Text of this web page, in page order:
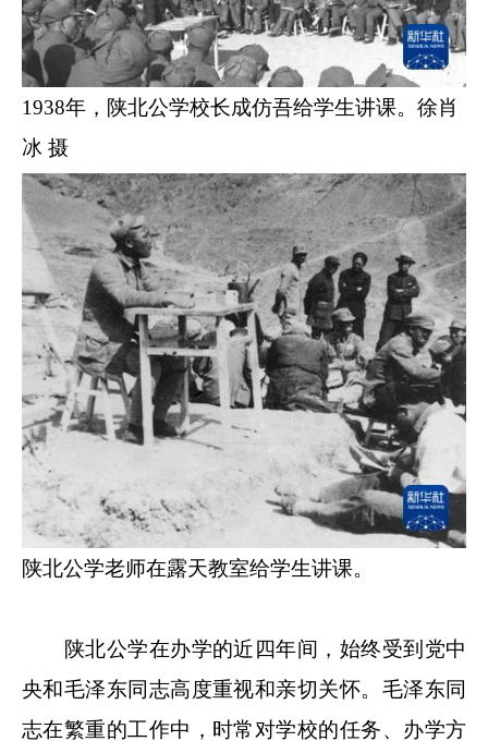
1938年，陕北公学校长成仿吾给学生讲课。徐肖
冰 摄
陕北公学老师在露天教室给学生讲课。
陕北公学在办学的近四年间，始终受到党中
央和毛泽东同志高度重视和亲切关怀。毛泽东同
志在繁重的工作中，时常对学校的任务、办学方